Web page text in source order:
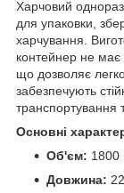
Харчовий
для упаковки,
харчування.
контейнер не має
що дозволяє
забезпечують
Основні
Об'єм: 1800
Довжина: